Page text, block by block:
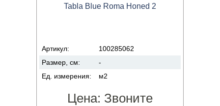
Tabla Blue Roma Honed 2
Артикул:
100285062
Размер, см:
-
Ед. измерения:
м2
Цена: Звоните